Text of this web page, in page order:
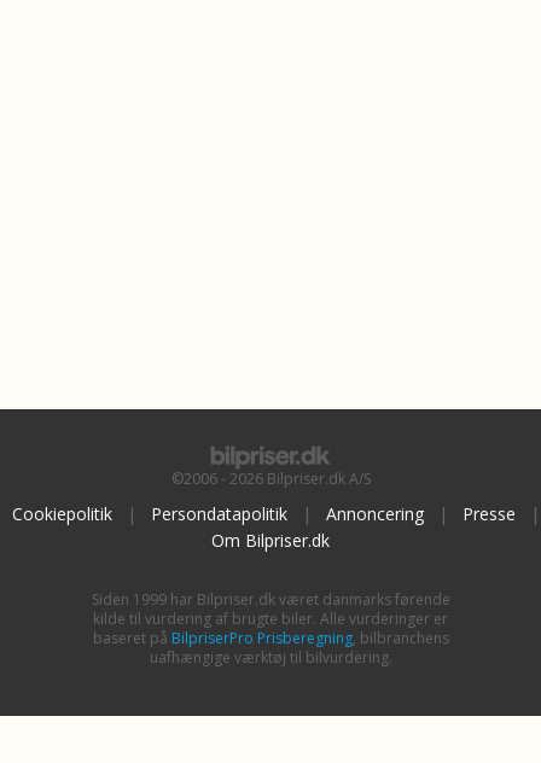
©2006 - 2026 Bilpriser.dk A/S
Cookiepolitik | Persondatapolitik | Annoncering | Presse
|
Om Bilpriser.dk
Siden 1999 har Bilpriser.dk været danmarks førende
kilde til vurdering af brugte biler. Alle vurderinger er
baseret på BilpriserPro Prisberegning, bilbranchens
uafhængige værktøj til bilvurdering.